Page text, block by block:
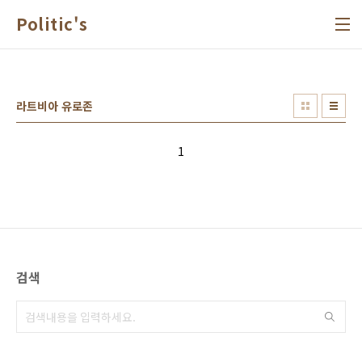
Politic's
라트비아 유로존
1
검색